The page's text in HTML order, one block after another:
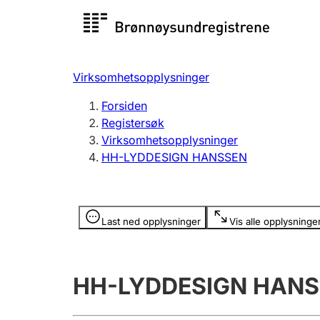
Registersøk
Registrere, endre, slette
Virksomhetsopplysninger
Forsiden
Registersøk
Virksomhetsopplysninger
HH-LYDDESIGN HANSSEN
Last ned opplysninger Vis alle
Opplysninger er skjult
HH-LYDDESIGN